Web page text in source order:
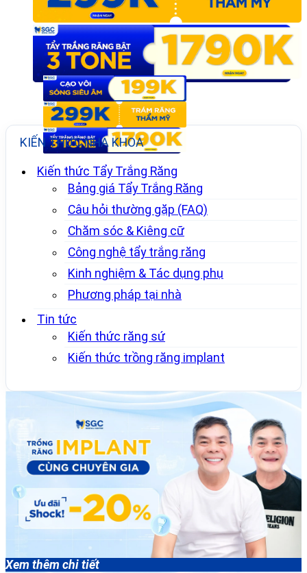
KIẾN THỨC NHA KHOA
Kiến thức Tẩy Trắng Răng
Bảng giá Tẩy Trắng Răng
Câu hỏi thường gặp (FAQ)
Chăm sóc & Kiêng cữ
Công nghệ tẩy trắng răng
Kinh nghiệm & Tác dụng phụ
Phương pháp tại nhà
Tin tức
Kiến thức răng sứ
Kiến thức trồng răng implant
Xem thêm chi tiết